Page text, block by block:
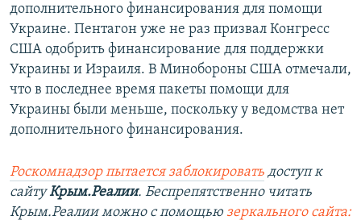
дополнительного финансирования для помощи
Украине. Пентагон уже не раз призвал Конгресс
США одобрить финансирование для поддержки
Украины и Израиля. В Минобороны США отмечали,
что в последнее время пакеты помощи для
Украины были меньше, поскольку у ведомства нет
дополнительного финансирования.
Роскомнадзор пытается заблокировать доступ к
сайтуКрым.Реалии. Беспрепятственно читать
Крым.Реалии можно с помощью зеркального сайта: